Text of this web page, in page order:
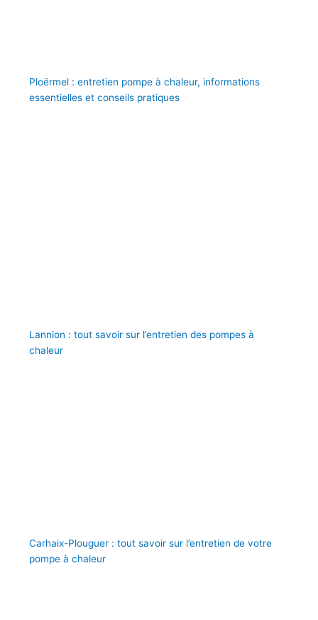
Ploërmel : entretien pompe à chaleur, informations
essentielles et conseils pratiques
Lannion : tout savoir sur l’entretien des pompes à
chaleur
Carhaix-Plouguer : tout savoir sur l’entretien de votre
pompe à chaleur